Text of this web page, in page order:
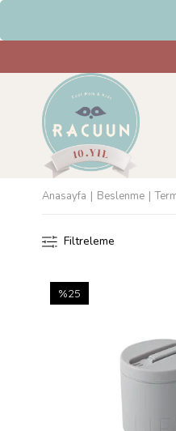
Anasayfa Beslenme
Filtreleme
%25